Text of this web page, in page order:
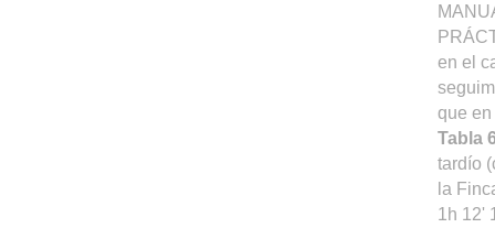
en el
que
Tabla
tardío
la
1h 12'